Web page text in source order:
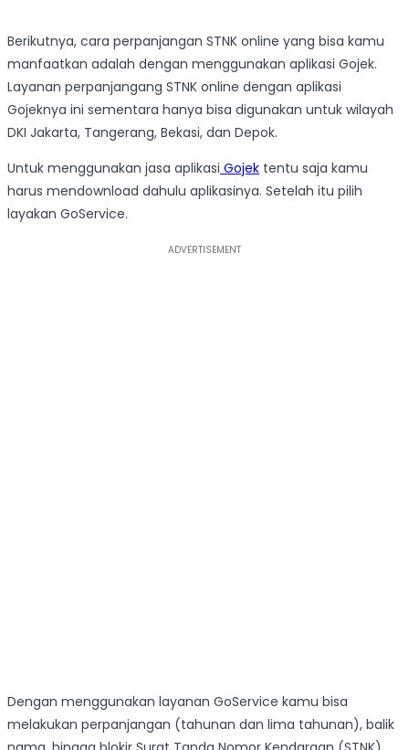
Berikutnya, cara perpanjangan STNK online yang bisa kamu
manfaatkan adalah dengan menggunakan aplikasi Gojek.
Layanan perpanjangang STNK online dengan aplikasi
Gojeknya ini sementara hanya bisa digunakan untuk wilayah
DKI Jakarta, Tangerang, Bekasi, dan Depok.
Untuk menggunakan jasa aplikasi Gojek tentu saja kamu
harus mendownload dahulu aplikasinya. Setelah itu pilih
layakan GoService.
Dengan menggunakan layanan GoService kamu bisa
melakukan perpanjangan (tahunan dan lima tahunan), balik